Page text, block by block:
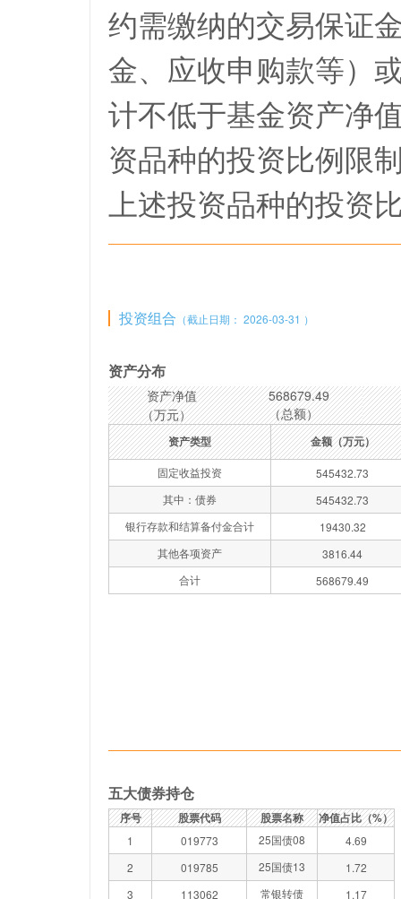
约需缴纳的交易保证
金、应收申购款等）
计不低于基金资产净
资品种的投资比例限
上述投资品种的投资
投资组合 （截止日期： 2026-03-31 ）
资产分布
资产净值
（万元）
568679.49
（总额）
资产类型 金额（万元）
固定收益投资
545432.73
其中：债券
545432.73
银行存款和结算备付金合计
19430.32
其他各项资产
3816.44
合计
568679.49
五大债券持仓
序号 股票代码 股票名称 净值占比（%）
1 019773 25国债08
4.69
2
019785 25国债13
1.72
3
113062 常银转债 1.17